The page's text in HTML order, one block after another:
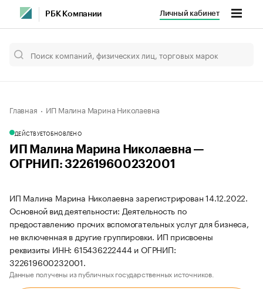
РБК Компании Личный кабинет
Главная ИП Малина Марина Николаевна
ДЕЙСТВУЕТОБНОВЛЕНО
ИП Малина Марина Николаевна —
ОГРНИП: 322619600232001
ИП Малина Марина Николаевна зарегистрирован 14.12.2022.
Основной вид деятельности: Деятельность по
предоставлению прочих вспомогательных услуг для бизнеса,
не включенная в другие группировки. ИП присвоены
реквизиты ИНН: 615436222444 и ОГРНИП:
322619600232001.
Данные получены из публичных государственных источников.